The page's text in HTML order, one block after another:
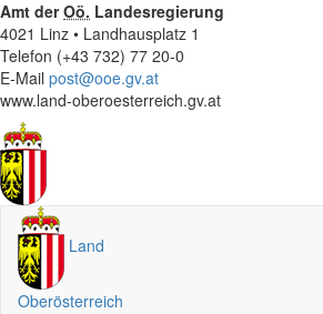
Amt derOö. Landesregierung
4021 Linz • Landhausplatz 1
Telefon (+43 732) 77 20-0
E-Mail post@ooe.gv.at
www.land-oberoesterreich.gv.at
Land
Oberösterreich